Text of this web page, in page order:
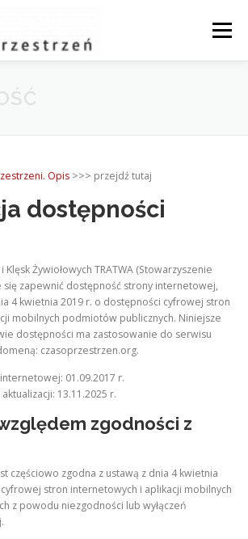
narzędzi Menu
Opis >>> przejdź tutaj
dostępności
Żywiołowych TRATWA (Stowarzyszenie
się zapewnić dostępność strony internetowej,
4 kwietnia 2019 r. o dostępności cyfrowej stron
mobilnych podmiotów publicznych. Niniejsze
dostępności ma zastosowanie do serwisu
czasoprzestrzen.org.
01.09.2017 r.
13.11.2025 r.
zgodności z
częściowo zgodna z ustawą z dnia 4 kwietnia
stron internetowych i aplikacji mobilnych
z powodu niezgodności lub wyłączeń